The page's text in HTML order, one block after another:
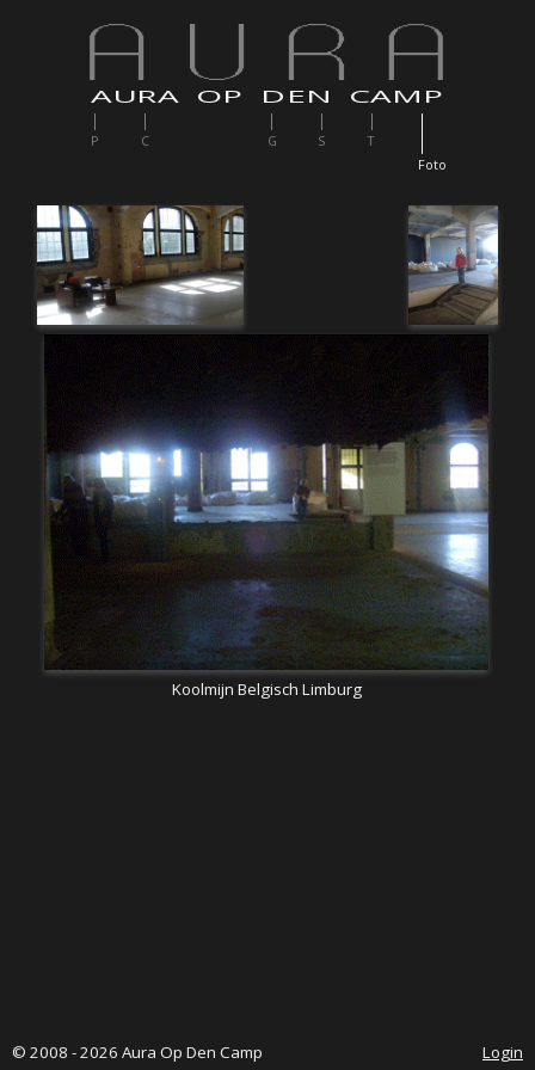
AURA OP DEN CAMP
P C G S
T
Foto
Koolmijn Belgisch Limburg
© 2008 - 2026 Aura Op Den Camp Login